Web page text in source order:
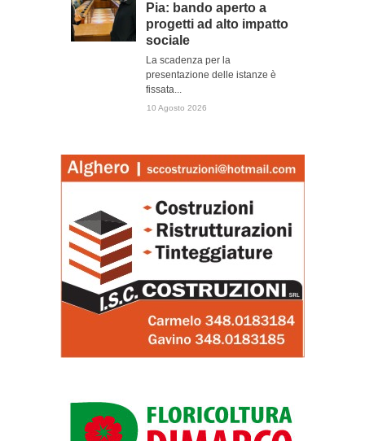
Pia: bando aperto a
progetti ad alto impatto
sociale
La scadenza per la
presentazione delle istanze è
fissata...
10 Agosto 2026